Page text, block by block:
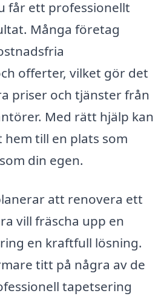
får ett professionellt
Många företag
offerter, vilket gör det
priser och tjänster från
Med rätt hjälp kan
till en plats som
din egen.
att renovera ett
vill fräscha upp en
en kraftfull lösning.
titt på några av de
tapetsering